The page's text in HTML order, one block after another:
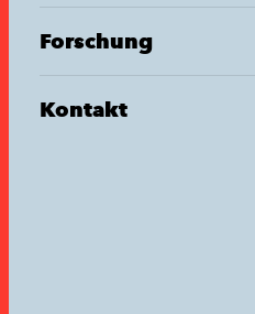
Forschung
Kontakt